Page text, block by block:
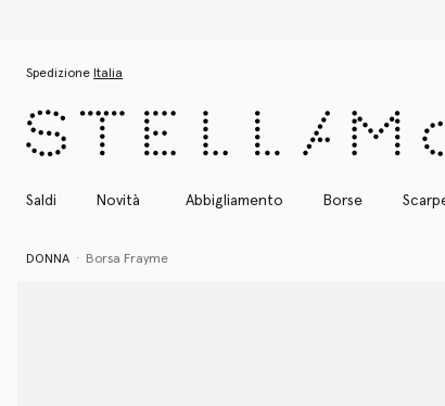
Spedizione Italia
Saldi Novità Abbigliamento Borse
DONNA Borsa Frayme